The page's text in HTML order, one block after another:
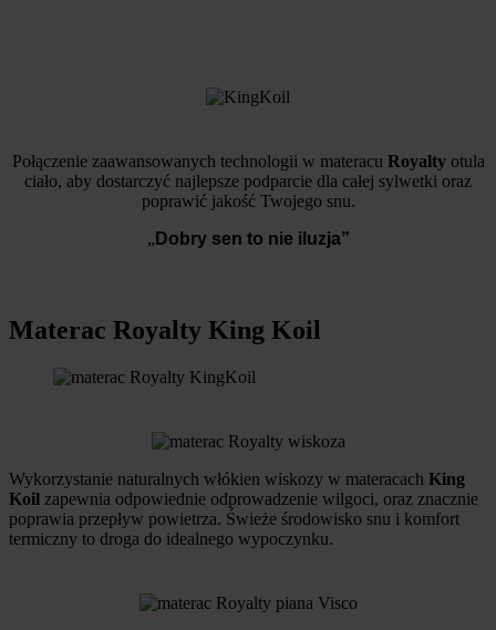
Połączenie zaawansowanych technologii w materacu Royaltyotula
ciało, aby dostarczyć najlepsze podparcie dla całej sylwetki oraz
poprawić jakość Twojego snu.
„ Dobry sen to nie iluzja”
Materac Royalty King Koil
Wykorzystanie naturalnych włókien wiskozy w materacach King
Koil zapewnia odpowiednie odprowadzenie wilgoci, oraz znacznie
poprawia przepływ powietrza. Świeże środowisko snu i komfort
termiczny to droga do idealnego wypoczynku.